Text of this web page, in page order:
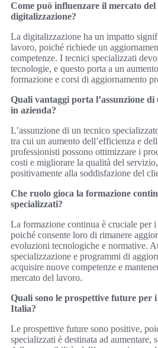
Come può influenzare il mercato del
digitalizzazione?
La digitalizzazione ha un impatto
lavoro, poiché richiede un
competenze. I tecnici specializzati
tecnologie, e questo porta a un
formazione e corsi di aggiornamento
Quali vantaggi porta l’assunzione di
in azienda?
L’assunzione di un tecnico
tra cui un aumento dell’efficienza e
professionisti possono ottimizzare i
costi e migliorare la qualità del
positivamente alla soddisfazione del
Che ruolo gioca la formazione
specializzati?
La formazione continua è cruciale per
poiché consente loro di rimanere
evoluzioni tecnologiche e normative.
specializzazione e programmi di
acquisire nuove competenze e
mercato del lavoro.
Quali sono le prospettive future per
Italia?
Le prospettive future sono positive,
specializzati è destinata ad aumentare,